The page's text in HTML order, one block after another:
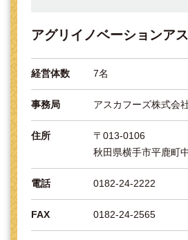
アグリイノベーションア
経営体数 7名
事務局 アスカフーズ株式会
住所
〒013-0106
秋田県横手市平鹿町
電話 0182-24-2222
FAX 0182-24-2565